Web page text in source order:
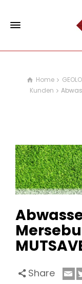
Home
Kunden
Share